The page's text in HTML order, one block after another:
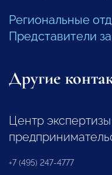
Региональные
Представители
Другие
Центр
+7 (495) 247-4777